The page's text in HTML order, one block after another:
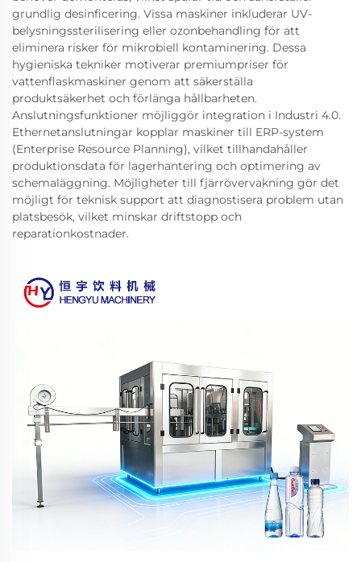
grundlig desinficering. Vissa maskiner inkluderar UV-
belysningssterilisering eller ozonbehandling för att
eliminera risker för mikrobiell kontaminering. Dessa
hygieniska tekniker motiverar premiumpriser för
vattenflaskmaskiner genom att säkerställa
produktsäkerhet och förlänga hållbarheten.
Anslutningsfunktioner möjliggör integration i Industri 4.0.
Ethernetanslutningar kopplar maskiner till ERP-system
(Enterprise Resource Planning), vilket tillhandahåller
produktionsdata för lagerhantering och optimering av
schemaläggning. Möjligheter till fjärrövervakning gör det
möjligt för teknisk support att diagnostisera problem utan
platsbesök, vilket minskar driftstopp och
reparationkostnader.